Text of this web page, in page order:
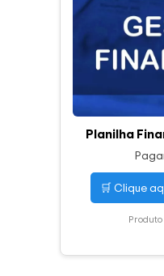
Planilha
🛒 Clique